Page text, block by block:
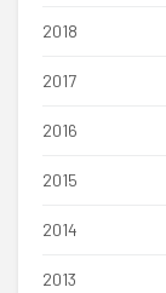
2018
2017
2016
2015
2014
2013